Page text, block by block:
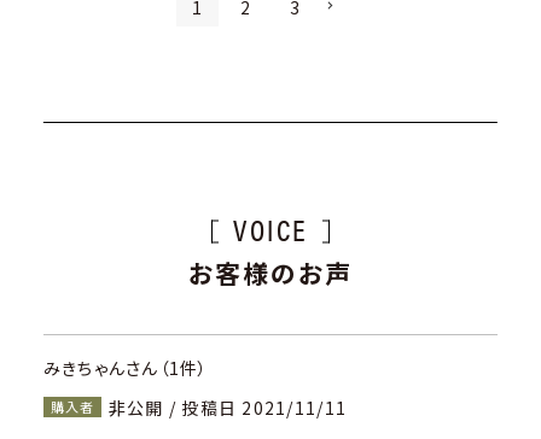
1 2 3
VOICE
お客様のお声
みきちゃんさん（1件）
購入者 非公開 / 投稿日 2021/11/11